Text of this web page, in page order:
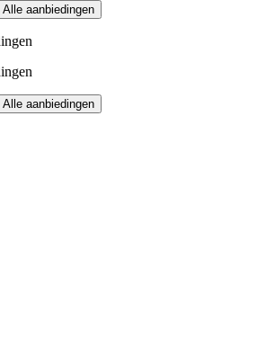
Alle aanbiedingen
Alle aanbiedingen